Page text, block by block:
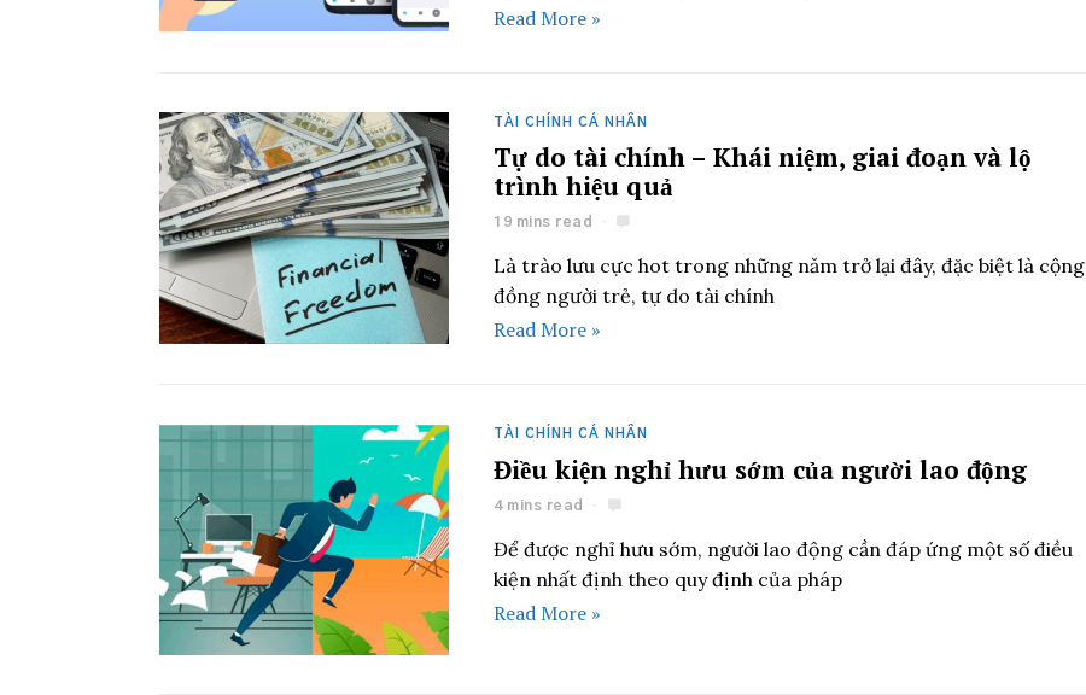
Read More »
TÀI CHÍNH CÁ NHÂN
Tự do tài chính – Khái niệm, giai đoạn và lộ
trình hiệu quả
19 mins read
Là trào lưu cực hot trong những năm trở lại đây, đặc biệt là cộng
đồng người trẻ, tự do tài chính
Read More »
TÀI CHÍNH CÁ NHÂN
Điều kiện nghỉ hưu sớm của người lao động
4 mins read
Để được nghỉ hưu sớm, người lao động cần đáp ứng một số điều
kiện nhất định theo quy định của pháp
Read More »